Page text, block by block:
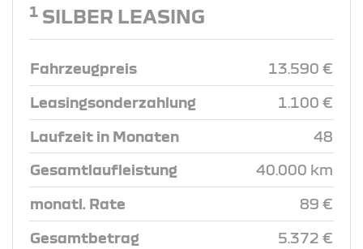
1 SILBER LEASING
Fahrzeugpreis 13.590 €
Leasingsonderzahlung 1.100 €
Laufzeit in Monaten 48
Gesamtlaufleistung 40.000 km
monatl. Rate 89 €
Gesamtbetrag 5.372 €